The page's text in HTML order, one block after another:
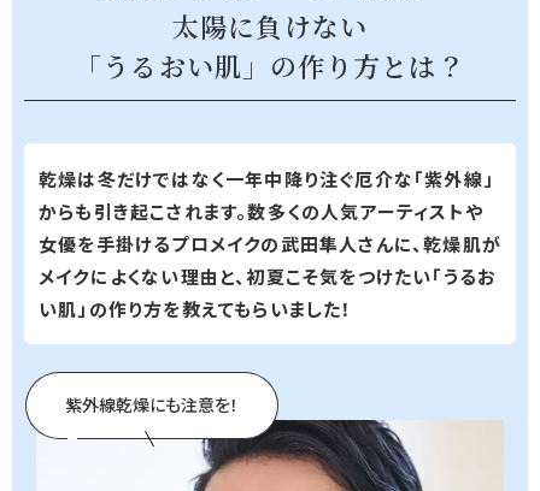
太陽に負けない
「うるおい肌」の作り方とは？
乾燥は冬だけではなく一年中降り注ぐ厄介な「紫外線」
からも引き起こされます。数多くの人気アーティストや
女優を手掛けるプロメイクの武田隼人さんに、乾燥肌が
メイクによくない理由と、初夏こそ気をつけたい「うるお
い肌」の作り方を教えてもらいました！
紫外線乾燥にも注意を！